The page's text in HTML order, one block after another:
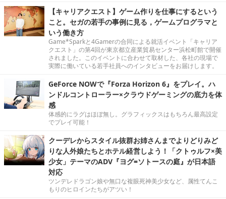
【キャリアクエスト】ゲーム作りを仕事にするという
こと。セガの若手の事例に見る，ゲームプログラマと
いう働き方
Game*Sparkと4Gamerの合同による就活イベント「キャリア
クエスト」の第4回が東京都立産業貿易センター浜松町館で開催
されました。このイベントに合わせて取材した、各社の現場で
実際に働いている若手社員へのインタビューをお届けします。
GeForce NOWで『Forza Horizon 6』をプレイ。ハ
ンドルコントローラー×クラウドゲーミングの底力を体
感
体感的にラグはほぼ無し。グラフィックスはもちろん最高設定
でプレイ可能！
クーデレからスタイル抜群お姉さんまでよりどりみど
りな人外娘たちとホテル経営しよう！「クトゥルフ×美
少女」テーマのADV『ヨグ=ソトースの庭』が日本語
対応
ツンデレドラゴン娘や無口な複眼死神美少女など、属性てんこ
もりのヒロインたちがアツい！